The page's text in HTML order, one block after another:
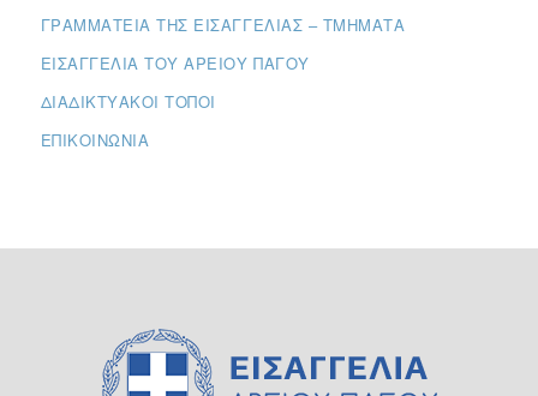
ΓΡΑΜΜΑΤΕΊΑ ΤΗΣ ΕΙΣΑΓΓΕΛΊΑΣ – ΤΜΉΜΑΤΑ
ΕΙΣΑΓΓΕΛΊΑ ΤΟΥ ΑΡΕΊΟΥ ΠΆΓΟΥ
ΔΙΑΔΙΚΤΥΑΚΟΊ ΤΌΠΟΙ
ΕΠΙΚΟΙΝΩΝΊΑ